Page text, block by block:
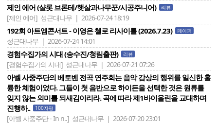
제인 에어 (샬롯 브론테/햇살과나무꾼/시공주니어) 리뷰
[제인 에어] 성근대나무 | 2026-07-24 18:19
192회 아트엠콘서트 - 이영은 첼로 리사이틀 (2026.7.23) 페이퍼
성근대나무 | 2026-07-24 14:01
경험수집가의 시대 (송수진/청림출판) 리뷰
[경험수집가의 시대] 성근대나무 | 2026-07-21 07:26
아벨 사중주단의 베토벤 전곡 연주회는 음악 감상의 행위를 일신한 훌
륭한 체험이었다. 그들이 첫 음반으로 하이든을 선택한 것은 원류를
잊지 않는 의미를 되새김이리라. 곡에 따라 제1바이올린을 교대하며
진행하..
100자평
[아벨 사중주단 - In n..] 성근대나무 | 2026-07-20 23:01